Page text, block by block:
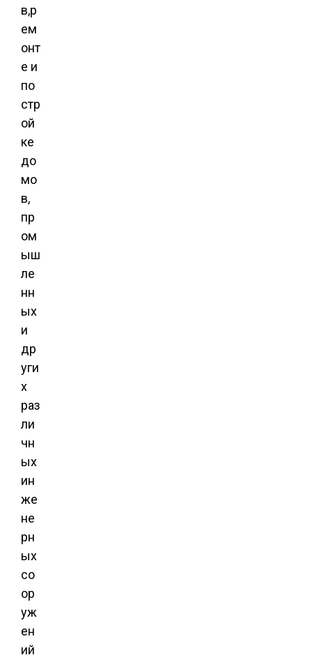
в,р
ем
онт
е и
по
стр
ой
ке
до
мо
в,
пр
ом
ыш
ле
нн
ых
и
др
уги
х
раз
ли
чн
ых
ин
же
не
рн
ых
со
ор
уж
ен
ий